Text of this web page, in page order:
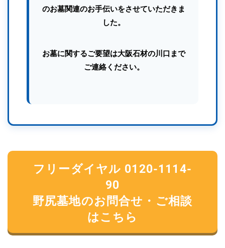
のお墓関連のお手伝いをさせていただきま
した。
お墓に関するご要望は大阪石材の川口まで
ご連絡ください。
フリーダイヤル 0120-1114-
90
野尻墓地のお問合せ・ご相談
はこちら